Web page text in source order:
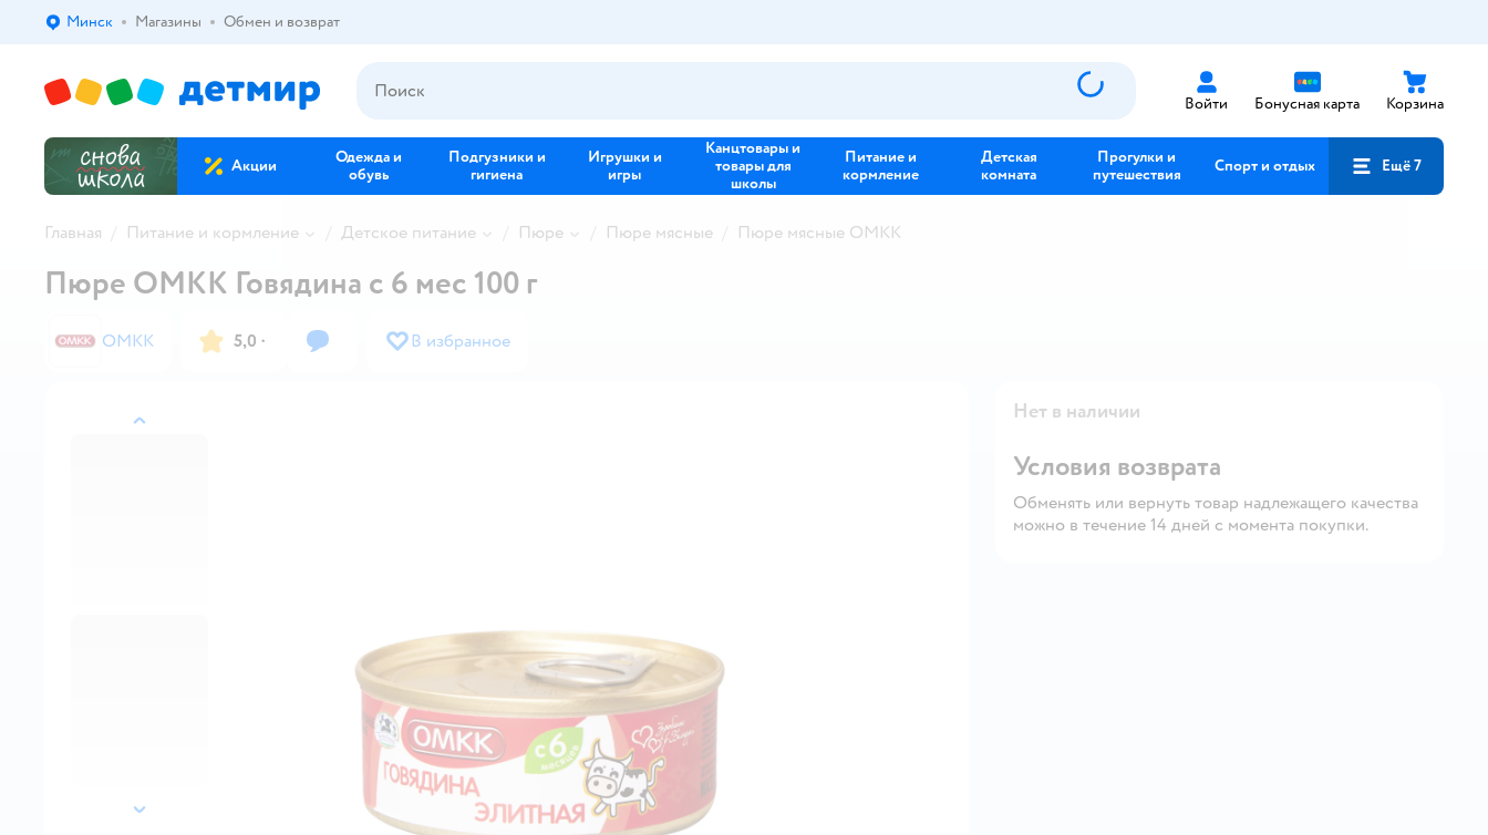
Выбор адреса доставки.
Минск Магазины Обмен и возврат
Войти Бонусная карта Корзина
Акции
Одежда и
обувь
Подгузники и
гигиена
Игрушки и
игры
Канцтовары и
товары для
школы
Питание и
кормление
Детская
комната
Прогулки и
путешествия
Спорт и отдых Ещё 7
Главная Питание и кормление Детское питание Пюре Пюре мясные Пюре мясные ОМКК
назад
далее
Пюре ОМКК Говядина с 6 мес 100 г
ОМКК 5,0 · В избранное
Нет в наличии
Условия возврата
Обменять или вернуть товар надлежащего качества
можно в течение 14 дней с момента покупки.